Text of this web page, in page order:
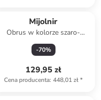
Mijolnir
Obrus w kolorze szaro-
beżowym
-70%
129,95 zł
Cena producenta: 448,01 zł*